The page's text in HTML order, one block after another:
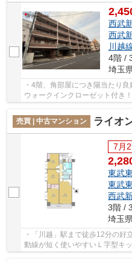
西武
西武
川越
4階 /
埼玉
・4階、角部屋につき陽当たり
ウォークインクローゼット付き
売買 | 中古マンション
ライオ
7月
東武
東武
西武
3階 /
埼玉県
・「川越」駅まで徒歩12分の好
動線が短く使いやすいＬ字型キ
捗ります♪ ・小、中学校徒歩10